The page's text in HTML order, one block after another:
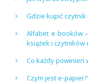
Gdzie kupić
Alfabet e-booków
książek i czytników
Co każdy powinien
Czym jest e-papier?